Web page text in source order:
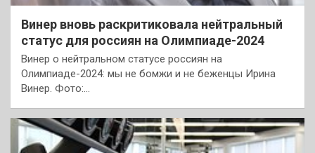
Винер вновь раскритиковала нейтральный
статус для россиян на Олимпиаде-2024
Винер о нейтральном статусе россиян на
Олимпиаде-2024: мы не бомжи и не беженцы Ирина
Винер. Фото:…